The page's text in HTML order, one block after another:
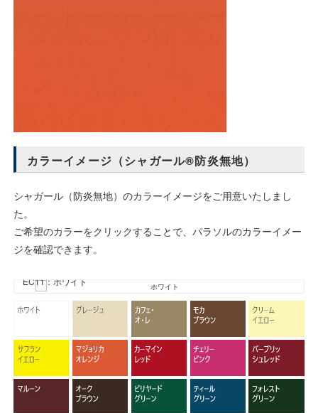
カラーイメージ（シャガール®防炎無地）
シャガール（防炎無地）のカラーイメージをご用意いたしまし
た。
ご希望のカラーをクリックすることで、パラソルのカラーイメー
ジを確認できます。
EC11：ホワイト